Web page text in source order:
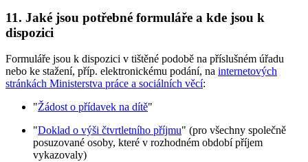
11. Jaké jsou potřebné formuláře a kde jsou k
dispozici
Formuláře jsou k dispozici v tištěné podobě na příslušném úřadu
nebo ke stažení, příp. elektronickému podání, na internetových
stránkách Ministerstva práce a sociálních věcí:
"Žádost o přídavek na dítě"
"Doklad o výši čtvrtletního příjmu" (pro všechny společně
posuzované osoby, které v rozhodném období příjem
vykazovaly)